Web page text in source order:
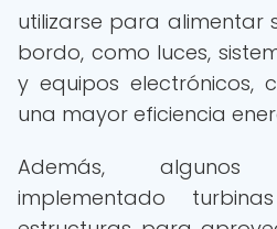
utilizarse para alimentar
bordo, como luces,
y equipos electrónicos,
una mayor eficiencia
Además,
implementado